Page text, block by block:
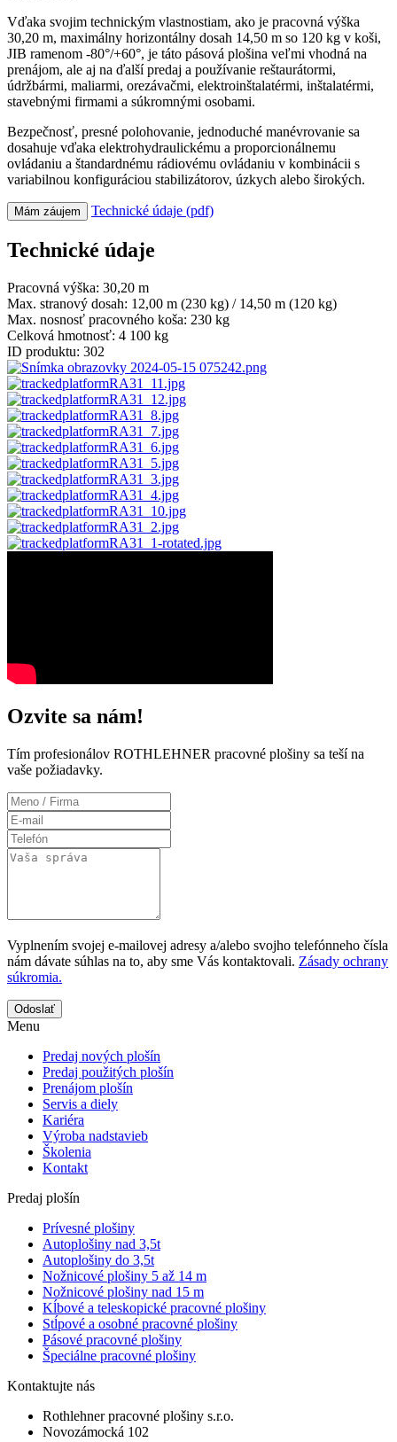
Vďaka svojim technickým vlastnostiam, ako je pracovná výška
30,20 m, maximálny horizontálny dosah 14,50 m so 120 kg v koši,
JIB ramenom -80°/+60°, je táto pásová plošina veľmi vhodná na
prenájom, ale aj na ďalší predaj a používanie reštaurátormi,
údržbármi, maliarmi, orezávačmi, elektroinštalatérmi, inštalatérmi,
stavebnými firmami a súkromnými osobami.
Bezpečnosť, presné polohovanie, jednoduché manévrovanie sa
dosahuje vďaka elektrohydraulickému a proporcionálnemu
ovládaniu a štandardnému rádiovému ovládaniu v kombinácii s
variabilnou konfiguráciou stabilizátorov, úzkych alebo širokých.
Mám záujem Technické údaje (pdf)
Technické údaje
Pracovná výška: 30,20 m
Max. stranový dosah: 12,00 m (230 kg) / 14,50 m (120 kg)
Max. nosnosť pracovného koša: 230 kg
Celková hmotnosť: 4 100 kg
ID produktu: 302
Ozvite sa nám!
Tím profesionálov ROTHLEHNER pracovné plošiny sa teší na
vaše požiadavky.
Vyplnením svojej e-mailovej adresy a/alebo svojho telefónneho čísla
nám dávate súhlas na to, aby sme Vás kontaktovali. Zásady ochrany
súkromia.
Odoslať
Menu
Predaj nových plošín
Predaj použitých plošín
Prenájom plošín
Servis a diely
Kariéra
Výroba nadstavieb
Školenia
Kontakt
Predaj plošín
Prívesné plošiny
Autoplošiny nad 3,5t
Autoplošiny do 3,5t
Nožnicové plošiny 5 až 14 m
Nožnicové plošiny nad 15 m
Kĺbové a teleskopické pracovné plošiny
Stĺpové a osobné pracovné plošiny
Pásové pracovné plošiny
Špeciálne pracovné plošiny
Kontaktujte nás
Rothlehner pracovné plošiny s.r.o.
Novozámocká 102